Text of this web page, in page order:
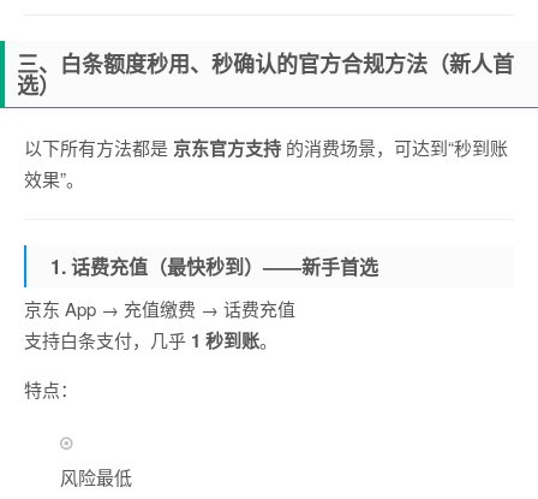
三、白条额度秒用、秒确认的官方合规方法（新人首
选）
以下所有方法都是 京东官方支持 的消费场景，可达到“秒到账
效果”。
1. 话费充值（最快秒到）——新手首选
京东 App → 充值缴费 → 话费充值
支持白条支付，几乎 1 秒到账。
特点：
风险最低